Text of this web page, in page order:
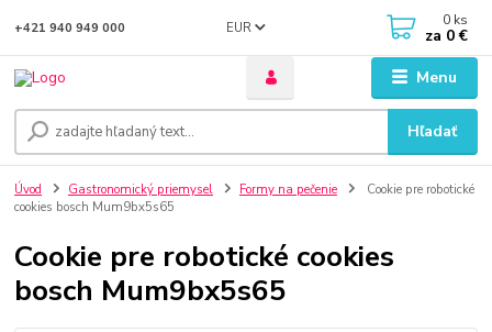
Menu
EUR
Hľadať
+421 940 949 000 0 ks
za 0 €
Úvod Gastronomický priemysel Formy na pečenie
Cookie pre robotické
cookies bosch Mum9bx5s65
Cookie pre robotické cookies
bosch Mum9bx5s65